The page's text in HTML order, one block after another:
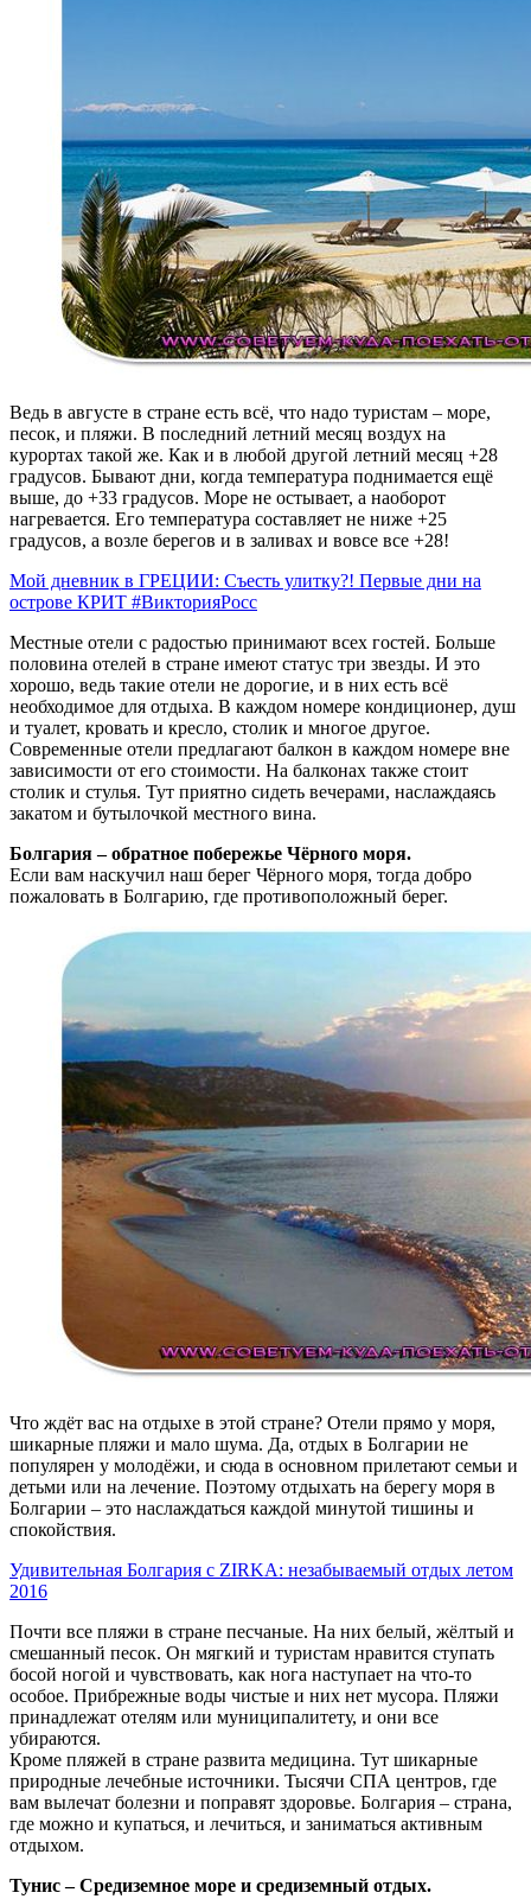
Ведь в августе в стране есть всё, что надо туристам – море,
песок, и пляжи. В последний летний месяц воздух на
курортах такой же. Как и в любой другой летний месяц +28
градусов. Бывают дни, когда температура поднимается ещё
выше, до +33 градусов. Море не остывает, а наоборот
нагревается. Его температура составляет не ниже +25
градусов, а возле берегов и в заливах и вовсе все +28!
Мой дневник в ГРЕЦИИ: Съесть улитку?! Первые дни на
острове КРИТ #ВикторияРосс
Местные отели с радостью принимают всех гостей. Больше
половина отелей в стране имеют статус три звезды. И это
хорошо, ведь такие отели не дорогие, и в них есть всё
необходимое для отдыха. В каждом номере кондиционер, душ
и туалет, кровать и кресло, столик и многое другое.
Современные отели предлагают балкон в каждом номере вне
зависимости от его стоимости. На балконах также стоит
столик и стулья. Тут приятно сидеть вечерами, наслаждаясь
закатом и бутылочкой местного вина.
Болгария – обратное побережье Чёрного моря.
Если вам наскучил наш берег Чёрного моря, тогда добро
пожаловать в Болгарию, где противоположный берег.
Что ждёт вас на отдыхе в этой стране? Отели прямо у моря,
шикарные пляжи и мало шума. Да, отдых в Болгарии не
популярен у молодёжи, и сюда в основном прилетают семьи и
детьми или на лечение. Поэтому отдыхать на берегу моря в
Болгарии – это наслаждаться каждой минутой тишины и
спокойствия.
Удивительная Болгария с ZIRKA: незабываемый отдых летом
2016
Почти все пляжи в стране песчаные. На них белый, жёлтый и
смешанный песок. Он мягкий и туристам нравится ступать
босой ногой и чувствовать, как нога наступает на что-то
особое. Прибрежные воды чистые и них нет мусора. Пляжи
принадлежат отелям или муниципалитету, и они все
убираются.
Кроме пляжей в стране развита медицина. Тут шикарные
природные лечебные источники. Тысячи СПА центров, где
вам вылечат болезни и поправят здоровье. Болгария – страна,
где можно и купаться, и лечиться, и заниматься активным
отдыхом.
Тунис – Средиземное море и средиземный отдых.